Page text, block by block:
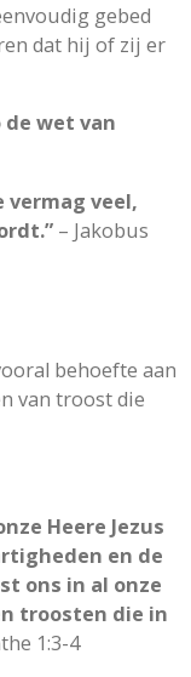
gebed
dat hij of zij er
de wet van
vermag veel,
– Jakobus
behoefte aan
van troost die
Heere Jezus
en de
ons in al onze
troosten die in
1:3-4